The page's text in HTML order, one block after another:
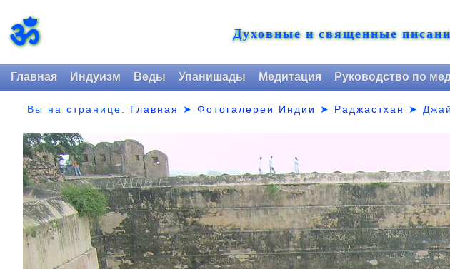
ॐ Духовные и священные
Главная Индуизм Веды Упанишады Медитация Руководство по
Вы на странице: Главная ➤Фотогалереи Индии ➤ Раджастхан ➤